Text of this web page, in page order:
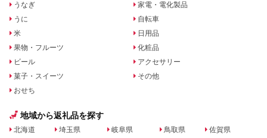
うなぎ
うに
米
果物・フルーツ
ビール
菓子・スイーツ
おせち
家電・電化製品
自転車
日用品
化粧品
アクセサリー
その他
地域から返礼品を探す
北海道
埼玉県
岐阜県
鳥取県
佐賀県